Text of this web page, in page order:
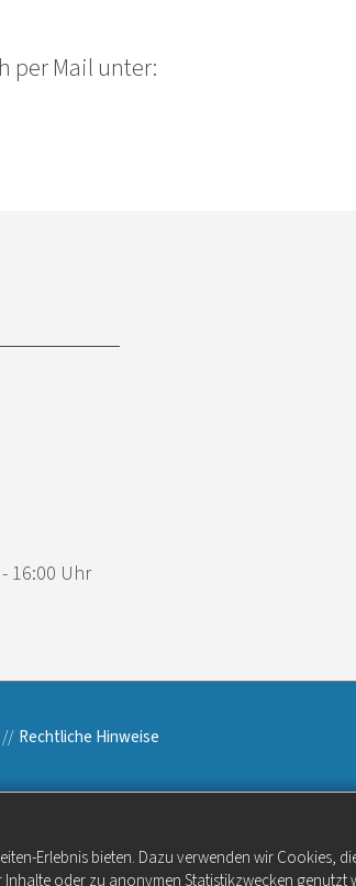
Erlebnis bieten. Dazu verwenden wir Cookies,
oder zu anonymen Statistikzwecken
per Mail unter:
16:00 Uhr
Rechtliche Hinweise